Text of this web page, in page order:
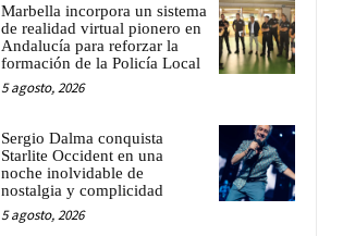
Marbella incorpora un sistema
de realidad virtual pionero en
Andalucía para reforzar la
formación de la Policía Local
5 agosto, 2026
Sergio Dalma conquista
Starlite Occident en una
noche inolvidable de
nostalgia y complicidad
5 agosto, 2026